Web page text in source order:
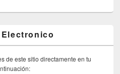
de este sitio directamente en tu